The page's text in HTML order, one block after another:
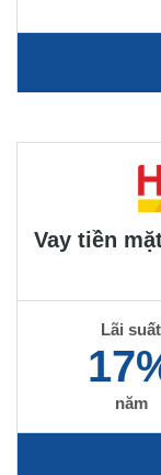
Vay tiền
Lãi suất
năm